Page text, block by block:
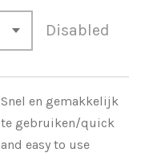
Disabled
Snel en gemakkelijk
te gebruiken/quick
and easy to use